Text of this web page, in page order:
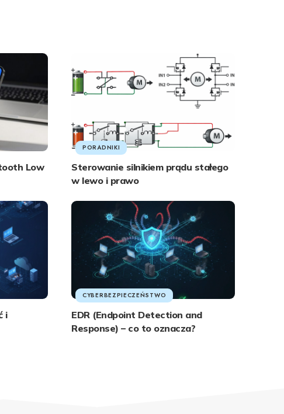
Low
PORADNIKI
Sterowanie silnikiem prądu stałego
w lewo i prawo
i
CYBERBEZPIECZEŃSTWO
EDR (Endpoint Detection and
Response) – co to oznacza?